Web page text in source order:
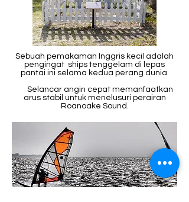
Sebuah pemakaman Inggris kecil adalah
pengingat ships tenggelam di lepas
pantai ini selama kedua perang dunia.
Selancar angin cepat memanfaatkan
arus stabil untuk menelusuri perairan
Roanoake Sound.